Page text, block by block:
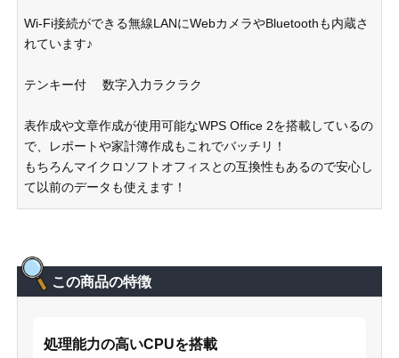
Wi-Fi接続ができる無線LANにWebカメラやBluetoothも内蔵さ
れています♪
テンキー付 数字入力ラクラク
表作成や文章作成が使用可能なWPS Office 2を搭載しているの
で、レポートや家計簿作成もこれでバッチリ！
もちろんマイクロソフトオフィスとの互換性もあるので安心し
て以前のデータも使えます！
この商品の特徴
処理能力の高いCPUを搭載